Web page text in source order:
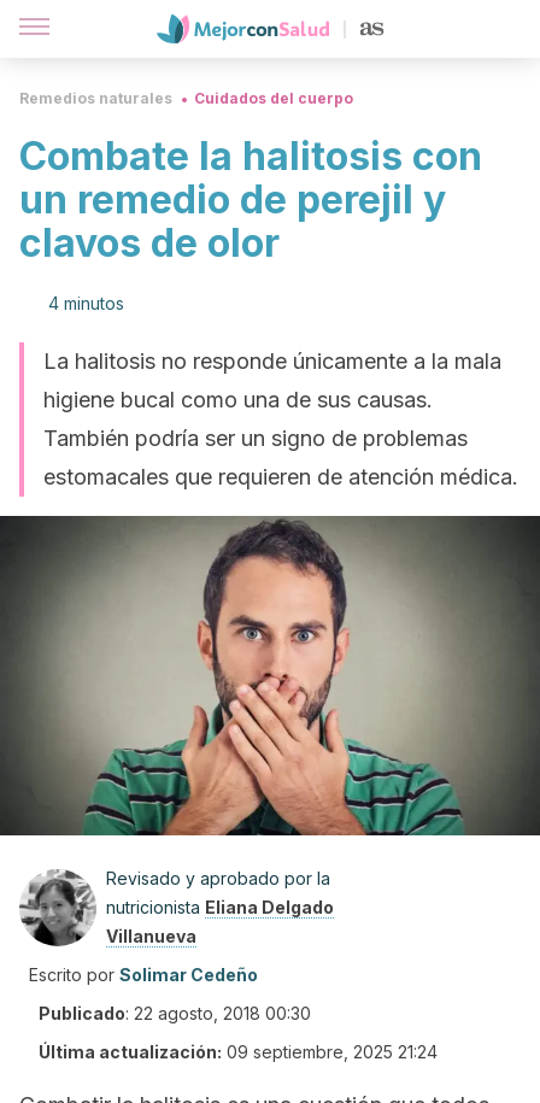
Remedios naturales Cuidados del cuerpo
Combate la halitosis con
un remedio de perejil y
clavos de olor
4 minutos
La halitosis no responde únicamente a la mala
higiene bucal como una de sus causas.
También podría ser un signo de problemas
estomacales que requieren de atención médica.
Revisado y aprobado por la
nutricionista Eliana Delgado
Villanueva
Escrito por Solimar Cedeño
Publicado: 22 agosto, 2018 00:30
Última actualización: 09 septiembre, 2025 21:24